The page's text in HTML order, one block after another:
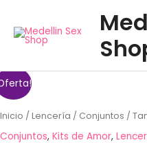
contenido
Inicio / Lencería / Conjuntos /
Conjuntos, Kits de Amor,